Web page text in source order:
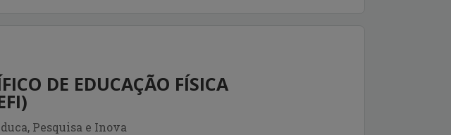
DE EDUCAÇÃO FÍSICA
Pesquisa e Inova